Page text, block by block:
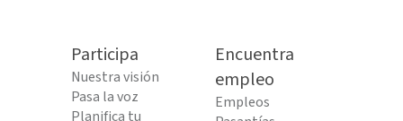
Participa
Nuestra visión
Pasa la voz
Planifica tu
Encuentra
empleo
Empleos